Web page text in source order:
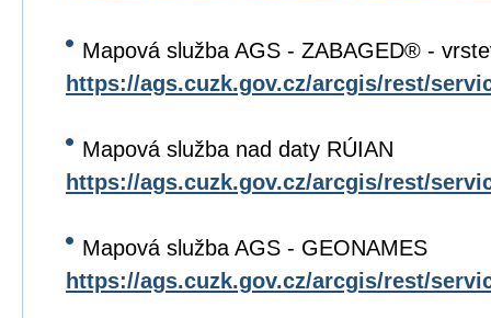
Mapová služba AGS - ZABAGED® -
https://ags.cuzk.gov.cz/arcgis/rest/
Mapová služba nad daty RÚIAN
https://ags.cuzk.gov.cz/arcgis/rest/
Mapová služba AGS - GEONAMES
https://ags.cuzk.gov.cz/arcgis/rest/